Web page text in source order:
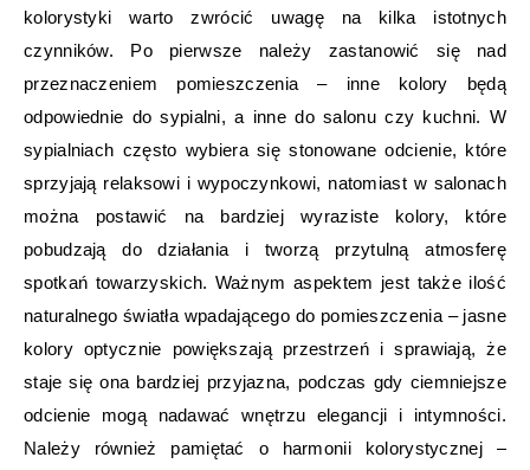
kolorystyki warto zwrócić uwagę na kilka istotnych
czynników. Po pierwsze należy zastanowić się nad
przeznaczeniem pomieszczenia – inne kolory będą
odpowiednie do sypialni, a inne do salonu czy kuchni. W
sypialniach często wybiera się stonowane odcienie, które
sprzyjają relaksowi i wypoczynkowi, natomiast w salonach
można postawić na bardziej wyraziste kolory, które
pobudzają do działania i tworzą przytulną atmosferę
spotkań towarzyskich. Ważnym aspektem jest także ilość
naturalnego światła wpadającego do pomieszczenia – jasne
kolory optycznie powiększają przestrzeń i sprawiają, że
staje się ona bardziej przyjazna, podczas gdy ciemniejsze
odcienie mogą nadawać wnętrzu elegancji i intymności.
Należy również pamiętać o harmonii kolorystycznej –